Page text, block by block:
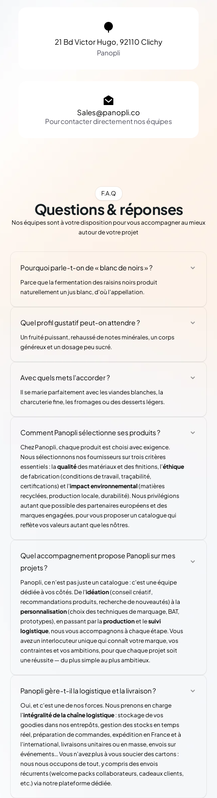
21 Bd Victor Hugo, 92110 Clichy
Panopli
Sales@panopli.co
Pour contacter directement nos équipes
F.A.Q
Questions & réponses
Nos équipes sont à votre disposition pour vous accompagner au mieux
autour de votre projet
Pourquoi parle-t-on de « blanc de noirs » ?
Parce que la fermentation des raisins noirs produit
naturellement un jus blanc, d'où l'appellation.
Quel profil gustatif peut-on attendre ?
Un fruité puissant, rehaussé de notes minérales, un corps
généreux et un dosage peu sucré.
Avec quels mets l'accorder ?
Il se marie parfaitement avec les viandes blanches, la
charcuterie fine, les fromages ou des desserts légers.
Comment Panopli sélectionne ses produits ?
Chez Panopli, chaque produit est choisi avec exigence.
Nous sélectionnons nos fournisseurs sur trois critères
essentiels : laqualitédes matériaux et des finitions, l'éthique
de fabrication (conditions de travail, traçabilité,
certifications) et l'impact environnemental(matières
recyclées, production locale, durabilité). Nous privilégions
autant que possible des partenaires européens et des
marques engagées, pour vous proposer un catalogue qui
reflète vos valeurs autant que les nôtres.
Quel accompagnement propose Panopli sur mes
projets ?
Panopli, ce n'est pas juste un catalogue : c'est une équipe
dédiée à vos côtés. De l'idéation(conseil créatif,
recommandations produits, recherche de nouveautés) à la
personnalisation(choix des techniques de marquage, BAT,
prototypes), en passant par laproductionet lesuivi
logistique, nous vous accompagnons à chaque étape. Vous
avez un interlocuteur unique qui connaît votre marque, vos
contraintes et vos ambitions, pour que chaque projet soit
une réussite — du plus simple au plus ambitieux.
Panopli gère-t-il la logistique et la livraison ?
Oui, et c'est une de nos forces. Nous prenons en charge
l'intégralité de la chaîne logistique : stockage de vos
goodies dans nos entrepôts, gestion des stocks en temps
réel, préparation de commandes, expédition en France et à
l'international, livraisons unitaires ou en masse, envois sur
événements… Vous n'avez plus à vous soucier des cartons :
nous nous occupons de tout, y compris des envois
récurrents (welcome packs collaborateurs, cadeaux clients,
etc.) via notre plateforme dédiée.